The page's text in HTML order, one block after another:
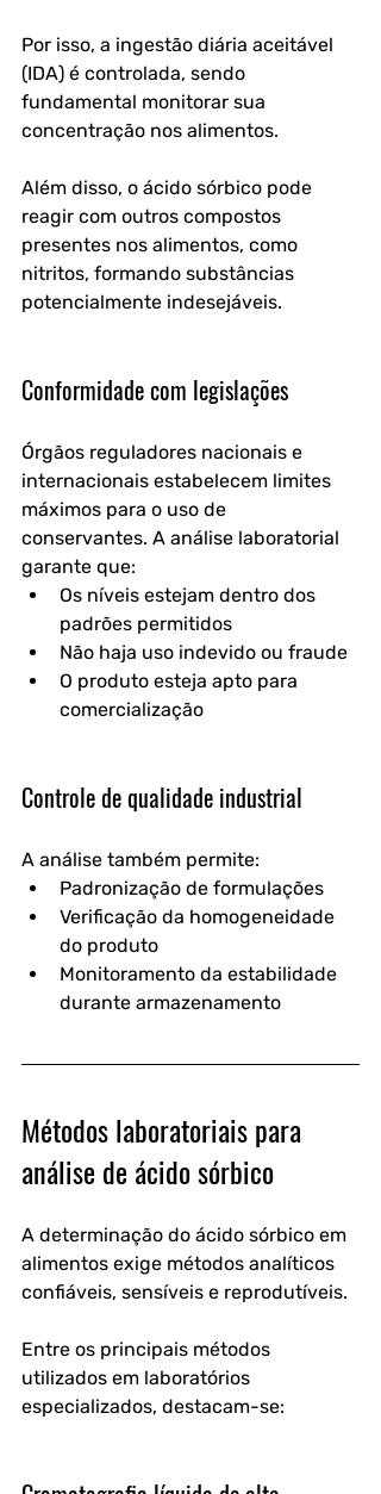
Por isso, a ingestão diária aceitável
(IDA) é controlada, sendo
fundamental monitorar sua
concentração nos alimentos.
Além disso, o ácido sórbico pode
reagir com outros compostos
presentes nos alimentos, como
nitritos, formando substâncias
potencialmente indesejáveis.
Conformidade com legislações
Órgãos reguladores nacionais e
internacionais estabelecem limites
máximos para o uso de
conservantes. A análise laboratorial
garante que:
Os níveis estejam dentro dos
padrões permitidos
Não haja uso indevido ou fraude
O produto esteja apto para
comercialização
Controle de qualidade industrial
A análise também permite:
Padronização de formulações
Verificação da homogeneidade
do produto
Monitoramento da estabilidade
durante armazenamento
Métodos laboratoriais para
análise de ácido sórbico
A determinação do ácido sórbico em
alimentos exige métodos analíticos
confiáveis, sensíveis e reprodutíveis.
Entre os principais métodos
utilizados em laboratórios
especializados, destacam-se: